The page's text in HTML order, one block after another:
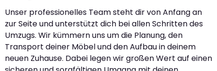
Unser professionelles Team steht dir von Anfang an
zur Seite und unterstützt dich bei allen Schritten des
Umzugs. Wir kümmern uns um die Planung, den
Transport deiner Möbel und den Aufbau in deinem
neuen Zuhause. Dabei legen wir großen Wert auf einen